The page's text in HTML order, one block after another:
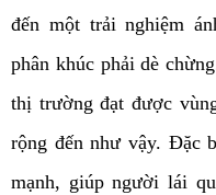
đến một trải nghiệm
phân khúc phải dè
thị trường đạt được
rộng đến như vậy. Đặc
mạnh, giúp người lái